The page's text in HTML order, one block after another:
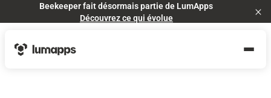
Beekeeper fait désormais partie de LumApps
Découvrez ce qui évolue